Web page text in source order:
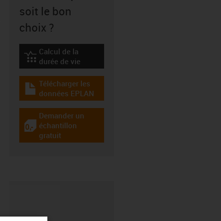
soit le bon
choix ?
igus-icon-lebensdauerrechner
Calcul de la
durée de vie
igus-icon-download-plan
Télécharger les
données EPLAN
igus-icon-gratismuster
Demander un
échantillon
gratuit